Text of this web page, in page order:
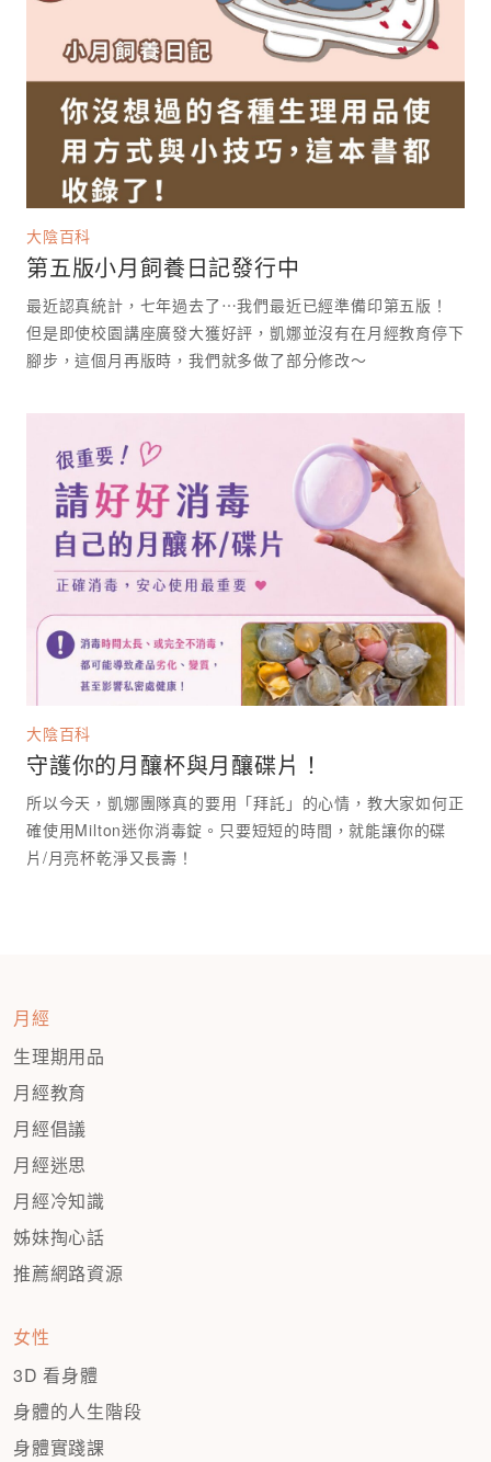
大陰百科
第五版小月飼養日記發行中
最近認真統計，七年過去了⋯我們最近已經準備印第五版！
但是即使校園講座廣發大獲好評，凱娜並沒有在月經教育停下
腳步，這個月再版時，我們就多做了部分修改～
大陰百科
守護你的月釀杯與月釀碟片！
所以今天，凱娜團隊真的要用「拜託」的心情，教大家如何正
確使用Milton迷你消毒錠。只要短短的時間，就能讓你的碟
月經
生理期用品
月經教育
月經倡議
月經迷思
月經冷知識
姊妹掏心話
推薦網路資源
女性
3D 看身體
身體的人生階段
身體實踐課